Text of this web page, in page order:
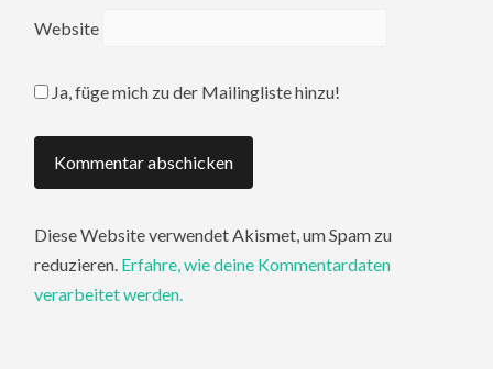
Website
Ja, füge mich zu der Mailingliste hinzu!
Diese Website verwendet Akismet, um Spam zu
reduzieren. Erfahre, wie deine Kommentardaten
verarbeitet werden.